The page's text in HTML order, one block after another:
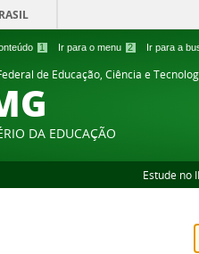
1 Ir para o menu 2 Ir para a
de Educação, Ciência e
DA EDUCAÇÃO
Estude no